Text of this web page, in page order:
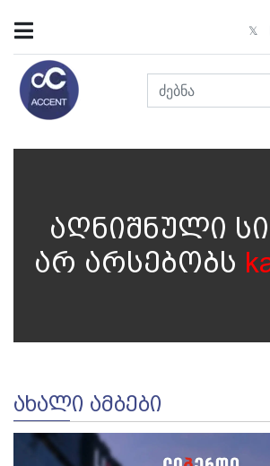
აღნიშნული
არ არსებობს
ᲐᲮᲐᲚᲘ ᲐᲛᲑᲔᲑᲘ